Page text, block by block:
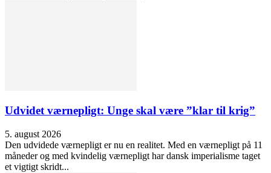
Udvidet værnepligt: Unge skal være ”klar til krig”
5. august 2026
Den udvidede værnepligt er nu en realitet. Med en værnepligt på 11
måneder og med kvindelig værnepligt har dansk imperialisme taget
et vigtigt skridt...